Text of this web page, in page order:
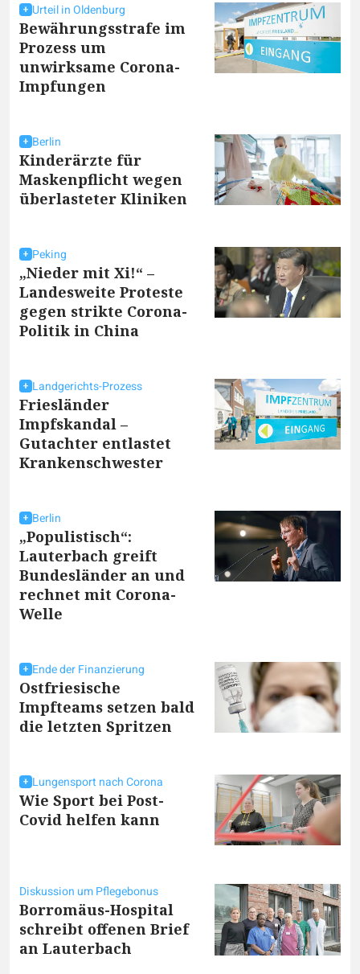
Urteil in Oldenburg
Bewährungsstrafe im
Prozess um
unwirksame Corona-
Impfungen
Berlin
Kinderärzte für
Maskenpflicht wegen
überlasteter Kliniken
Peking
„Nieder mit Xi!“ –
Landesweite Proteste
gegen strikte Corona-
Politik in China
Landgerichts-Prozess
Friesländer
Impfskandal –
Gutachter entlastet
Krankenschwester
Berlin
„Populistisch“:
Lauterbach greift
Bundesländer an und
rechnet mit Corona-
Welle
Ende der Finanzierung
Ostfriesische
Impfteams setzen bald
die letzten Spritzen
Lungensport nach Corona
Wie Sport bei Post-
Covid helfen kann
Diskussion um Pflegebonus
Borromäus-Hospital
schreibt offenen Brief
an Lauterbach